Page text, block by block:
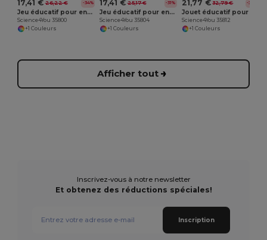
17,41 € 26,22 € -34%
Jeu éducatif pour enfants
Science4You 35800
+1 Couleurs
17,41 € 25,17 € -31%
Jeu éducatif pour enfants
Science4You 35804
+1 Couleurs
21,77 € 32,79 € -34%
Science4You 35812
+1 Couleurs
Afficher tout
Inscrivez-vous à notre newsletter
Et obtenez des réductions spéciales!
Inscription